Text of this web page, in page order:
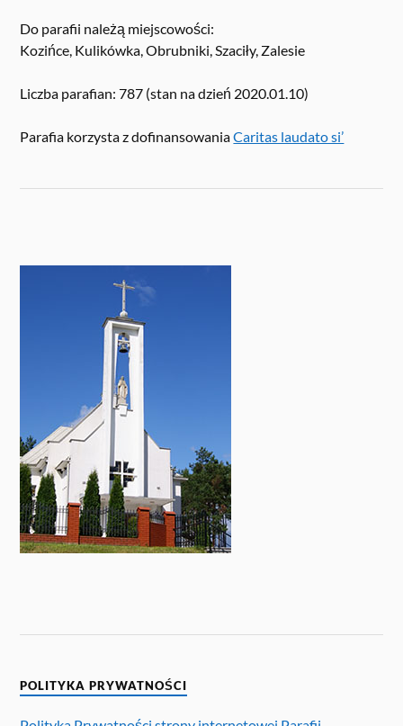
Do parafii należą miejscowości:
Kozińce, Kulikówka, Obrubniki, Szaciły, Zalesie
Liczba parafian: 787 (stan na dzień 2020.01.10)
Parafia korzysta z dofinansowaniaCaritas laudato si’
POLITYKA PRYWATNOŚCI